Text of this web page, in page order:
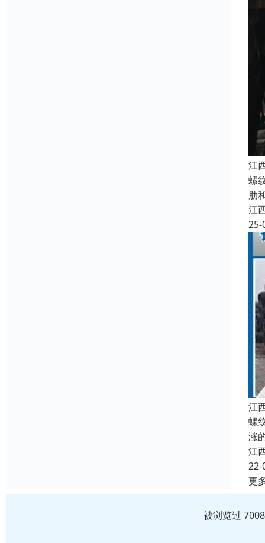
江
螺
肋
江
25-
江
螺
涨
江
22-
更
被浏览过